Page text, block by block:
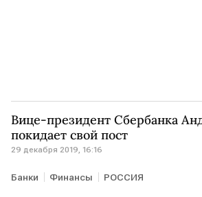
Вице-президент Сбербанка
покидает свой пост
29 декабря 2019, 16:16
Банки Финансы РОССИЯ